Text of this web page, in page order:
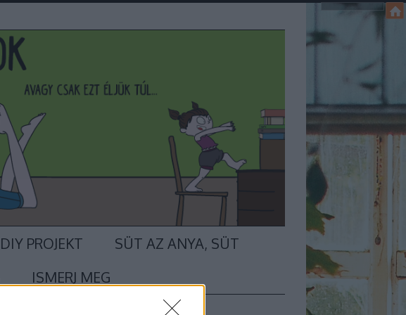
DIY PROJEKT
SÜT AZ ANYA, SÜT
ISMERJ MEG